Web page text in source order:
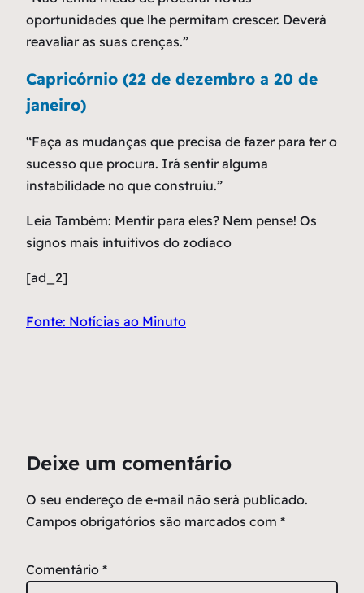
oportunidades que lhe permitam crescer. Deverá
reavaliar as suas crenças.”
Capricórnio (22 de dezembro a 20 de
janeiro)
“Faça as mudanças que precisa de fazer para ter o
sucesso que procura. Irá sentir alguma
instabilidade no que construiu.”
Leia Também: Mentir para eles? Nem pense! Os
signos mais intuitivos do zodíaco
[ad_2]
Fonte: Notícias ao Minuto
Deixe um comentário
O seu endereço de e-mail não será publicado.
Campos obrigatórios são marcados com *
Comentário *